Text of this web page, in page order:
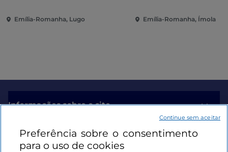
Emília-Romanha, Lugo Emília-Romanha, Ímola
Informações sobre o site
Ligações úteis
Preferência sobre o consentimento
para o uso de cookies
Continue sem aceitar